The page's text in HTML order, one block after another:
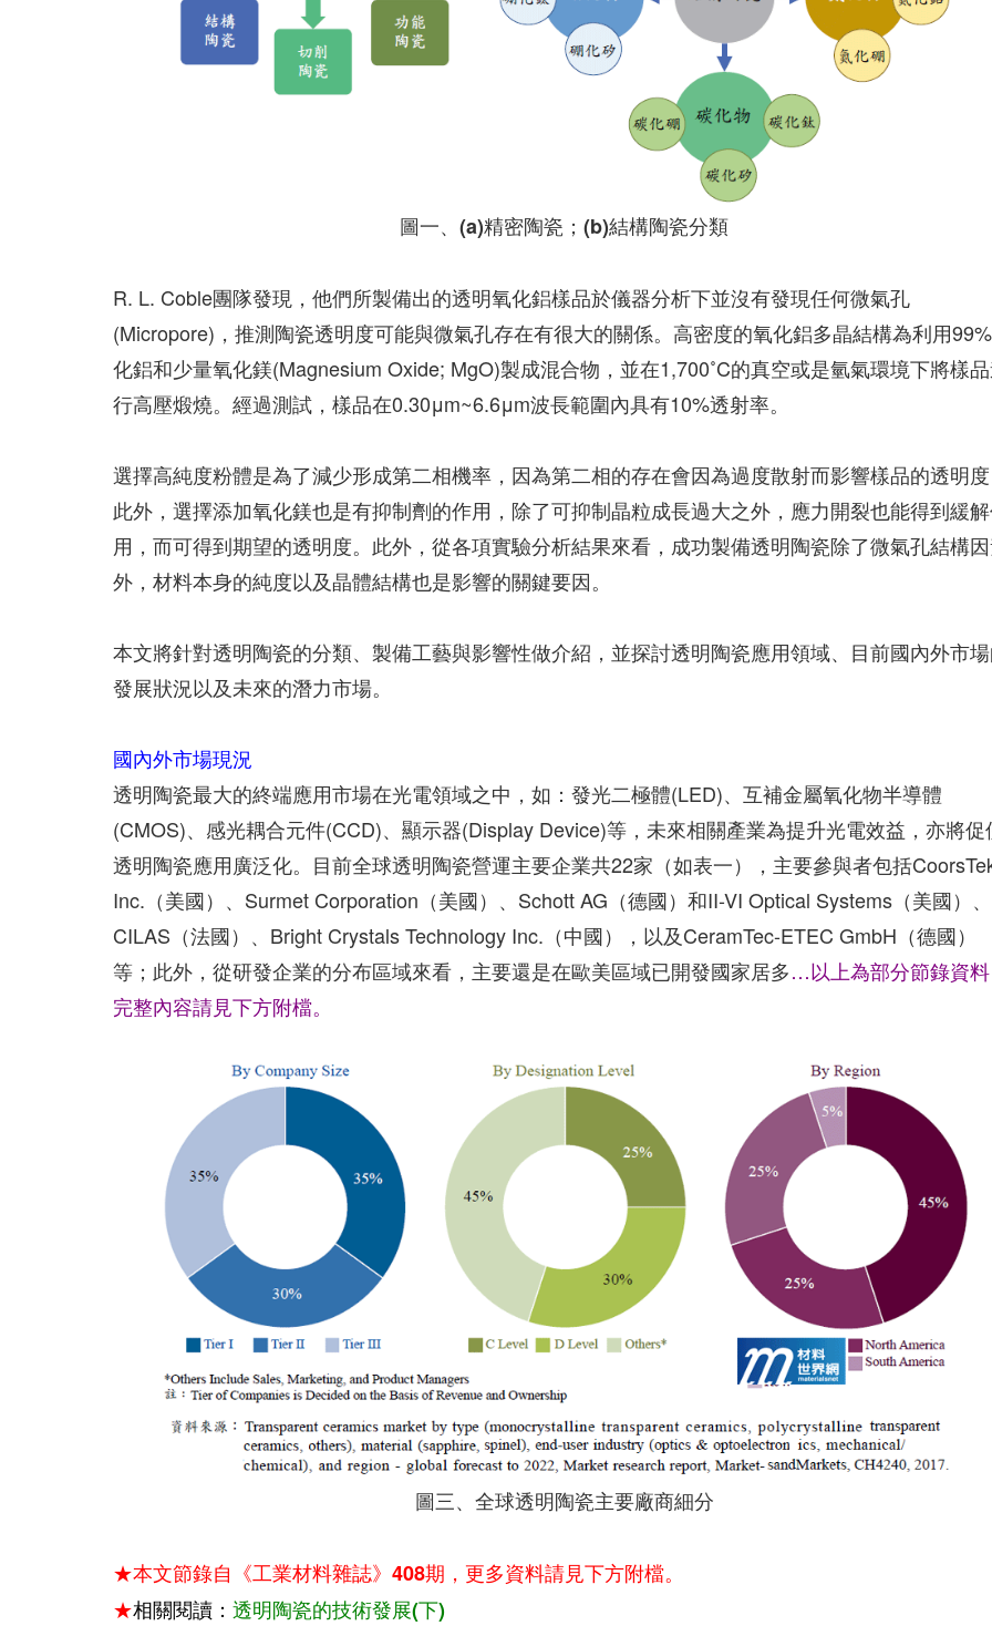
圖一、(a)精密陶瓷；(b)結構陶瓷分類
R. L. Coble團隊發現，他們所製備出的透明氧化鋁樣品於儀器分析下並沒有發現任何微氣孔
(Micropore)，推測陶瓷透明度可能與微氣孔存在有很大的關係。高密度的氧化鋁多晶結構為利用
化鋁和少量氧化鎂(Magnesium Oxide; MgO)製成混合物，並在1,700˚C的真空或是氫氣環境下將樣
行高壓煅燒。經過測試，樣品在0.30μm~6.6μm波長範圍內具有10%透射率。
選擇高純度粉體是為了減少形成第二相機率，因為第二相的存在會因為過度散射而影響樣品的透明度
此外，選擇添加氧化鎂也是有抑制劑的作用，除了可抑制晶粒成長過大之外，應力開裂也能得到緩
用，而可得到期望的透明度。此外，從各項實驗分析結果來看，成功製備透明陶瓷除了微氣孔結構
外，材料本身的純度以及晶體結構也是影響的關鍵要因。
本文將針對透明陶瓷的分類、製備工藝與影響性做介紹，並探討透明陶瓷應用領域、目前國內外市
發展狀況以及未來的潛力市場。
國內外市場現況
透明陶瓷最大的終端應用市場在光電領域之中，如：發光二極體(LED)、互補金屬氧化物半導體
(CMOS)、感光耦合元件(CCD)、顯示器(Display Device)等，未來相關產業為提升光電效益，亦將促
透明陶瓷應用廣泛化。目前全球透明陶瓷營運主要企業共22家（如表一），主要參與者包括
Inc.（美國）、Surmet Corporation（美國）、Schott AG（德國）和II-VI Optical Systems（美國）、
CILAS（法國）、Bright Crystals Technology Inc.（中國），以及CeramTec-ETEC GmbH（德國）
等；此外，從研發企業的分布區域來看，主要還是在歐美區域已開發國家居多…以上為部分節錄資料
完整內容請見下方附檔。
圖三、全球透明陶瓷主要廠商細分
★本文節錄自《工業材料雜誌》408期，更多資料請見下方附檔。
★相關閱讀： 透明陶瓷的技術發展(下)